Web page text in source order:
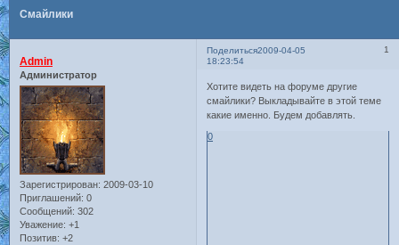
Смайлики
Поделиться 1
2009-04-05
18:23:54
Admin
Администратор
Зарегистрирован: 2009-03-10
Приглашений: 0
Сообщений: 302
Уважение: +1
Позитив: +2
Хотите видеть на форуме другие
смайлики? Выкладывайте в этой теме
какие именно. Будем добавлять.
0